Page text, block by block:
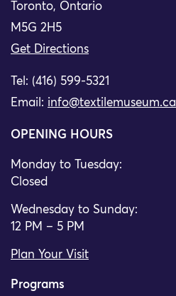
Toronto, Ontario
M5G 2H5
Get Directions
Tel: (416) 599-5321
Email: info@textilemuseum.ca
OPENING HOURS
Monday to Tuesday:
Closed
Wednesday to Sunday:
12 PM – 5 PM
Plan Your Visit
Programs